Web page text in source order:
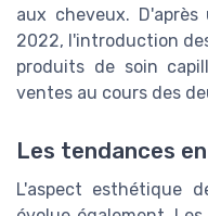
aux cheveux.
2022, l'introduction
produits de soin
ventes au cours des
Les tendances
L'aspect esthétique